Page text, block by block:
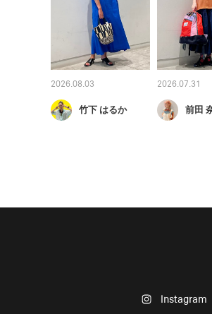
2026.08.03
竹下 はるか
2026.07.31
前田
Instagram